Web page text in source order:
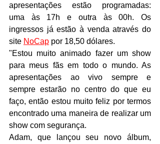
apresentações estão programadas:
uma às 17h e outra às 00h. Os
ingressos já estão à venda através do
site NoCap por 18,50 dólares.
"Estou muito animado fazer um show
para meus fãs em todo o mundo. As
apresentações ao vivo sempre e
sempre estarão no centro do que eu
faço, então estou muito feliz por termos
encontrado uma maneira de realizar um
show com segurança.
Adam, que lançou seu novo álbum,